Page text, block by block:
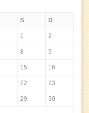
S D
1 2
8 9
15 16
22 23
29 30